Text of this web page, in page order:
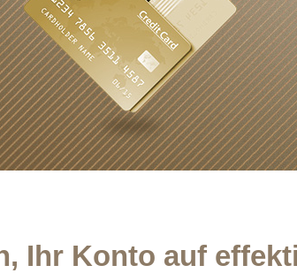
Ihr Konto auf